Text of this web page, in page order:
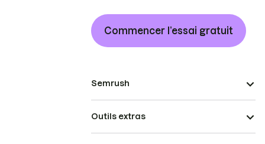
Commencer l’essai gratuit
Semrush
Outils extras